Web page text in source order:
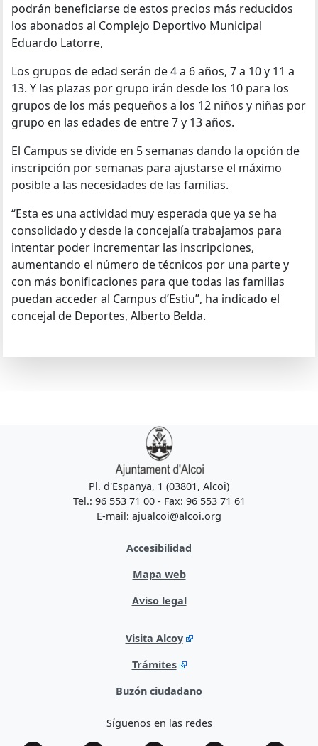
podrán beneficiarse de estos precios más reducidos
los abonados al Complejo Deportivo Municipal
Eduardo Latorre,
Los grupos de edad serán de 4 a 6 años, 7 a 10 y 11 a
13. Y las plazas por grupo irán desde los 10 para los
grupos de los más pequeños a los 12 niños y niñas por
grupo en las edades de entre 7 y 13 años.
El Campus se divide en 5 semanas dando la opción de
inscripción por semanas para ajustarse el máximo
posible a las necesidades de las familias.
“Esta es una actividad muy esperada que ya se ha
consolidado y desde la concejalía trabajamos para
intentar poder incrementar las inscripciones,
aumentando el número de técnicos por una parte y
con más bonificaciones para que todas las familias
puedan acceder al Campus d’Estiu”, ha indicado el
concejal de Deportes, Alberto Belda.
Pl. d'Espanya, 1 (03801, Alcoi)
Tel.: 96 553 71 00 - Fax: 96 553 71 61
E-mail: ajualcoi@alcoi.org
Accesibilidad
Mapa web
Aviso legal
Visita Alcoy
Trámites
Buzón ciudadano
Síguenos en las redes